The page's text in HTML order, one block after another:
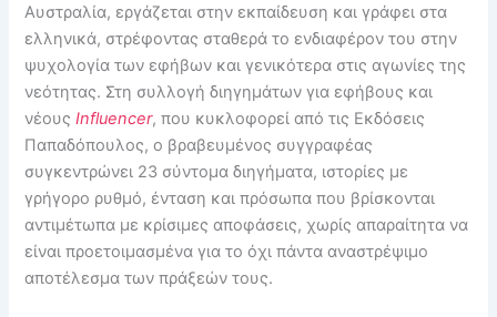
Αυστραλία, εργάζεται στην εκπαίδευση και γράφει στα
ελληνικά, στρέφοντας σταθερά το ενδιαφέρον του στην
ψυχολογία των εφήβων και γενικότερα στις αγωνίες της
νεότητας. Στη συλλογή διηγημάτων για εφήβους και
νέουςInfluencer, που κυκλοφορεί από τις Εκδόσεις
Παπαδόπουλος, ο βραβευμένος συγγραφέας
συγκεντρώνει 23 σύντομα διηγήματα, ιστορίες με
γρήγορο ρυθμό, ένταση και πρόσωπα που βρίσκονται
αντιμέτωπα με κρίσιμες αποφάσεις, χωρίς απαραίτητα να
είναι προετοιμασμένα για το όχι πάντα αναστρέψιμο
αποτέλεσμα των πράξεών τους.